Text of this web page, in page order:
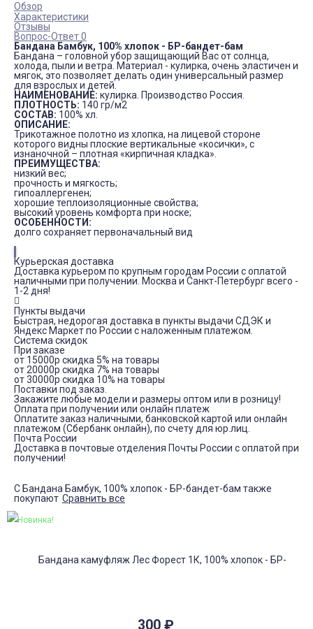
Обзор
Характеристики
Отзывы
Вопрос-Ответ 0
Бандана Бамбук, 100% хлопок - БР-бандет-бам
Бандана – головной убор защищающий Вас от солнца,
холода, пыли и ветра. Материал - кулирка, очень эластичен и
мягок, это позволяет делать один универсальный размер
для взрослых и детей.
НАИМЕНОВАНИЕ: кулирка. Производство Россия.
ПЛОТНОСТЬ: 140 гр/м2
СОСТАВ: 100% хл.
ОПИСАНИЕ:
Трикотажное полотно из хлопка, на лицевой стороне
которого видны плоские вертикальные «косички», с
изнаночной – плотная «кирпичная кладка».
ПРЕИМУЩЕСТВА:
низкий вес;
прочность и мягкость;
гипоаллергенен;
хорошие теплоизоляционные свойства;
высокий уровень комфорта при носке;
ОСОБЕННОСТИ:
долго сохраняет первоначальный вид
Курьерская доставка
Доставка курьером по крупным городам России с оплатой
наличными при получении. Москва и Санкт-Петербург всего -
1-2 дня!
Пункты выдачи
Быстрая, недорогая доставка в пункты выдачи СДЭК и
Яндекс Маркет по России с наложенным платежом.
Система скидок
При заказе
от 15000р скидка 5% на товары
от 20000р скидка 7% на товары
от 30000р скидка 10% на товары
Поставки под заказ.
Закажите любые модели и размеры оптом или в розницу!
Оплата при получении или онлайн платеж
Оплатите заказ наличными, банковской картой или онлайн
платежом (Сбербанк онлайн), по счету для юр.лиц.
Почта России
Доставка в почтовые отделения Почты России с оплатой при
получении!
С Бандана Бамбук, 100% хлопок - БР-бандет-бам также
покупают Сравнить все
300 ₽
Новинка!